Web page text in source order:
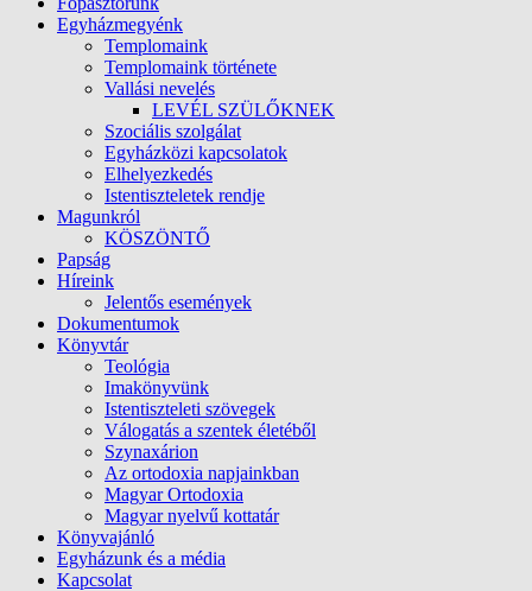
Egyházmegyénk
Templomaink
Templomaink története
Vallási nevelés
LEVÉL SZÜLŐKNEK
Szociális szolgálat
Egyházközi kapcsolatok
Elhelyezkedés
Istentiszteletek rendje
Magunkról
KÖSZÖNTŐ
Papság
Híreink
Jelentős események
Dokumentumok
Könyvtár
Teológia
Imakönyvünk
Istentiszteleti szövegek
Válogatás a szentek életéből
Szynaxárion
Az ortodoxia napjainkban
Magyar Ortodoxia
Magyar nyelvű kottatár
Könyvajánló
Egyházunk és a média
Kapcsolat